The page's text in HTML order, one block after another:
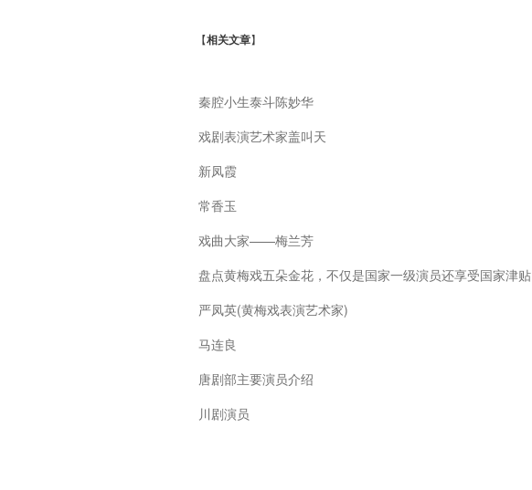
【相关文章】
秦腔小生泰斗陈妙华
戏剧表演艺术家盖叫天
新凤霞
常香玉
戏曲大家——梅兰芳
盘点黄梅戏五朵金花，不仅是国家一级演员还享受国家津贴
严凤英(黄梅戏表演艺术家)
马连良
唐剧部主要演员介绍
川剧演员